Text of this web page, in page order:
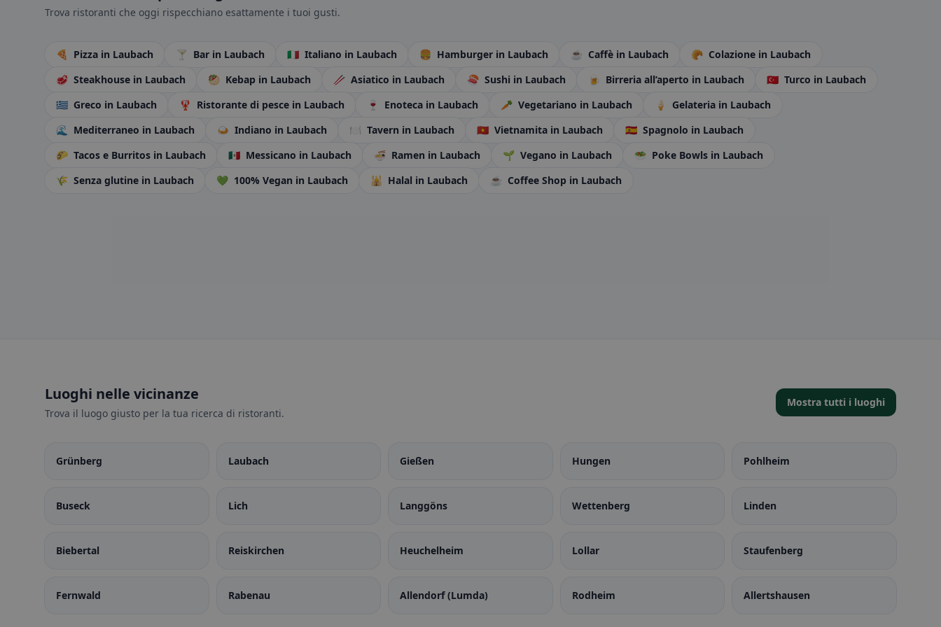
Trova ristoranti che oggi rispecchiano esattamente i tuoi gusti.
🍕 Pizza in Laubach 🍸 Bar in Laubach 🇮🇹 Italiano in Laubach 🍔 Hamburger in Laubach ☕ Caffè in Laubach 🥐 Colazione in Laubach
🥩 Steakhouse in Laubach 🥙 Kebap in Laubach 🥢 Asiatico in Laubach 🍣 Sushi in Laubach 🍺 Birreria all’aperto in Laubach 🇹🇷 Turco in Laubach
🇬🇷 Greco in Laubach 🦞 Ristorante di pesce in Laubach 🍷 Enoteca in Laubach 🥕 Vegetariano in Laubach 🍦 Gelateria in Laubach
🌊
Mediterraneo in Laubach 🍛 Indiano in Laubach 🍽️ Tavern in Laubach 🇻🇳 Vietnamita in Laubach 🇪🇸 Spagnolo in Laubach
🌮 Tacos e Burritos in Laubach 🇲🇽 Messicano in Laubach 🍜 Ramen in Laubach 🌱 Vegano in Laubach 🥗 Poke Bowls in Laubach
🌾 Senza glutine in Laubach 💚 100% Vegan in Laubach 🕌 Halal in Laubach ☕ Coffee Shop in Laubach
Luoghi nelle vicinanze
Trova il luogo giusto per la tua ricerca di ristoranti.
Mostra tutti i luoghi
Grünberg Laubach Gießen Hungen Pohlheim
Buseck Lich Langgöns Wettenberg Linden
Biebertal Reiskirchen Heuchelheim Lollar Staufenberg
Fernwald Rabenau Allendorf (Lumda) Rodheim Allertshausen